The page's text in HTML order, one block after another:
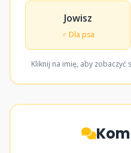
Jowisz
♂ Dla psa
Kliknij na imię, aby zobaczyć